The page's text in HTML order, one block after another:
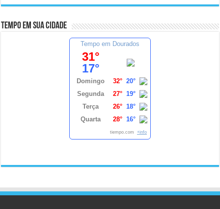
Tempo em sua cidade
Tempo em Dourados
31°
17°
Domingo 32° 20°
Segunda
27°
19°
Terça
26°
18°
Quarta
28° 16°
tiempo.com +info